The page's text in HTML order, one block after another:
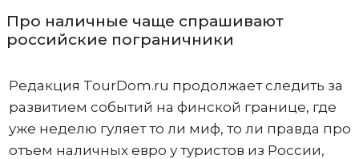
Про наличные чаще спрашивают
российские пограничники
Редакция TourDom.ru продолжает следить за
развитием событий на финской границе, где
уже неделю гуляет то ли миф, то ли правда про
отъем наличных евро у туристов из России,